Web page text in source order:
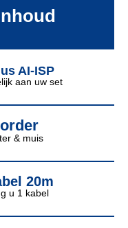
AI-ISP
aan uw set
& muis
20m
u 1 kabel